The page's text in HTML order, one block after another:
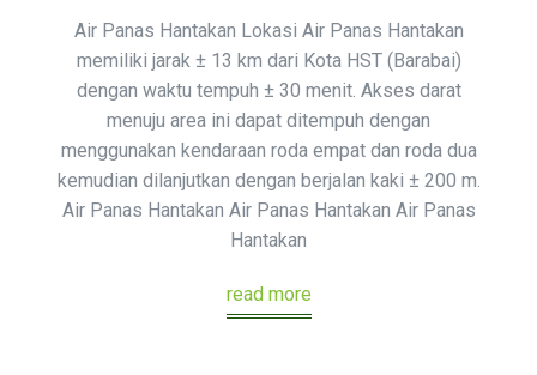
Air Panas Hantakan Lokasi Air Panas Hantakan
memiliki jarak ± 13 km dari Kota HST (Barabai)
dengan waktu tempuh ± 30 menit. Akses darat
menuju area ini dapat ditempuh dengan
menggunakan kendaraan roda empat dan roda dua
kemudian dilanjutkan dengan berjalan kaki ± 200 m.
Air Panas Hantakan Air Panas Hantakan Air Panas
Hantakan
read more